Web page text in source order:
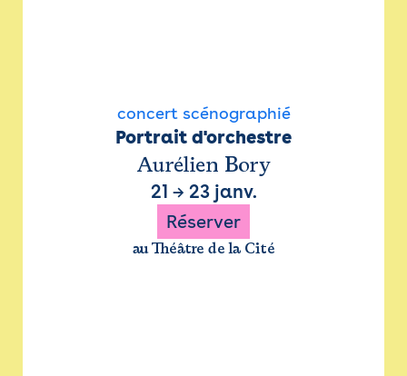
concert scénographié
Portrait d'orchestre
Aurélien Bory
21 → 23 janv.
Réserver
au Théâtre de la Cité